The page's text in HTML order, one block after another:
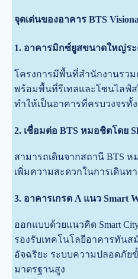
จุดเด่นของอาคาร BTS
1. อาคารมิกซ์ยูสขนาดใหญ่ร
โครงการมีพื้นที่สำนักงานรวม
พร้อมพื้นที่รีเทลและโซนไลฟ์ส
ทำให้เป็นอาคารที่ครบวงจรทั้
2. เชื่อมต่อ BTS หมอชิตโดย
สามารถเดินจากสถานี BTS
เพิ่มความสะดวกในการเดินท
3. อาคารเกรด A แนว Smart
ออกแบบด้วยแนวคิด Smart City
รองรับเทคโนโลยีอาคารทันส
อัจฉริยะ ระบบความปลอดภัย
มาตรฐานสูง